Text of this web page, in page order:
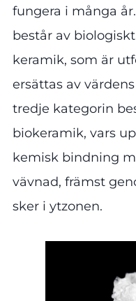
fungera i många
består av
keramik, som är
ersättas av
tredje kategorin
biokeramik, vars
kemisk bindning
vävnad, främst
sker i ytzonen.